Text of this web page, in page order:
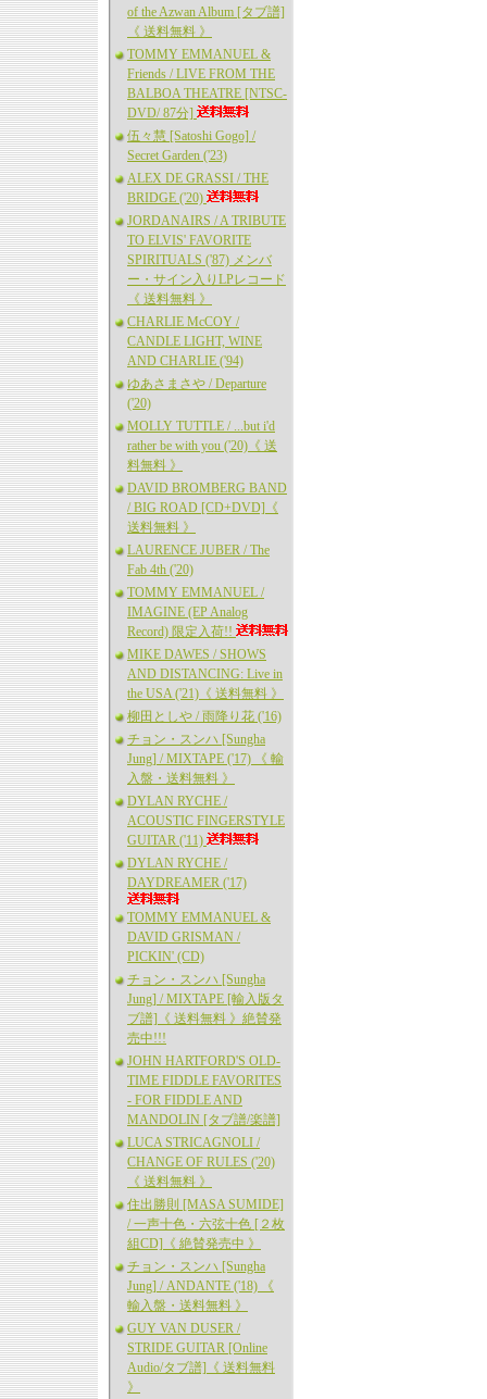
of the Azwan Album [タブ譜]
《 送料無料 》
TOMMY EMMANUEL &
Friends / LIVE FROM THE
BALBOA THEATRE [NTSC-
DVD/ 87分]
伍々慧 [Satoshi Gogo] /
Secret Garden ('23)
ALEX DE GRASSI / THE
BRIDGE ('20)
JORDANAIRS / A TRIBUTE
TO ELVIS' FAVORITE
SPIRITUALS ('87) メンバ
ー・サイン入りLPレコード
《 送料無料 》
CHARLIE McCOY /
CANDLE LIGHT, WINE
AND CHARLIE ('94)
ゆあさまさや / Departure
('20)
MOLLY TUTTLE / ...but i'd
rather be with you ('20)《 送
料無料 》
DAVID BROMBERG BAND
/ BIG ROAD [CD+DVD]《
送料無料 》
LAURENCE JUBER / The
Fab 4th ('20)
TOMMY EMMANUEL /
IMAGINE (EP Analog
Record) 限定入荷!!
MIKE DAWES / SHOWS
AND DISTANCING: Live in
the USA ('21)《 送料無料 》
柳田としや / 雨降り花 ('16)
チョン・スンハ [Sungha
Jung] / MIXTAPE ('17) 《 輸
入盤・送料無料 》
DYLAN RYCHE /
ACOUSTIC FINGERSTYLE
GUITAR ('11)
DYLAN RYCHE /
DAYDREAMER ('17)
TOMMY EMMANUEL &
DAVID GRISMAN /
PICKIN' (CD)
チョン・スンハ [Sungha
Jung] / MIXTAPE [輸入版タ
ブ譜]《 送料無料 》絶賛発
売中!!!
JOHN HARTFORD'S OLD-
TIME FIDDLE FAVORITES
- FOR FIDDLE AND
MANDOLIN [タブ譜/楽譜]
LUCA STRICAGNOLI /
CHANGE OF RULES ('20)
《 送料無料 》
住出勝則 [MASA SUMIDE]
/ 一声十色・六弦十色 [２枚
組CD]《 絶賛発売中 》
チョン・スンハ [Sungha
Jung] / ANDANTE ('18) 《
輸入盤・送料無料 》
GUY VAN DUSER /
STRIDE GUITAR [Online
Audio/タブ譜]《 送料無料
》